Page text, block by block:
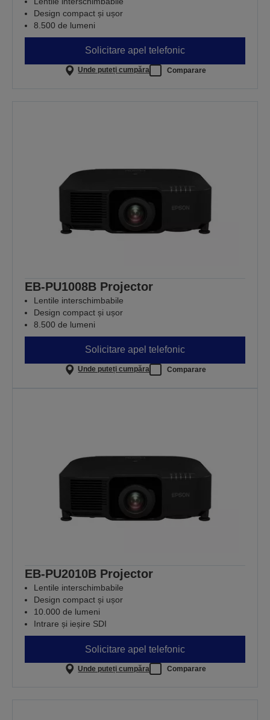
Design compact și ușor
8.500 de lumeni
Solicitare apel telefonic
Unde puteți cumpăra Comparare
EB-PU1008B Projector
Lentile interschimbabile
Design compact și ușor
8.500 de lumeni
Solicitare apel telefonic
Unde puteți cumpăra Comparare
EB-PU2010B Projector
Lentile interschimbabile
Design compact și ușor
10.000 de lumeni
Intrare și ieșire SDI
Solicitare apel telefonic
Unde puteți cumpăra Comparare